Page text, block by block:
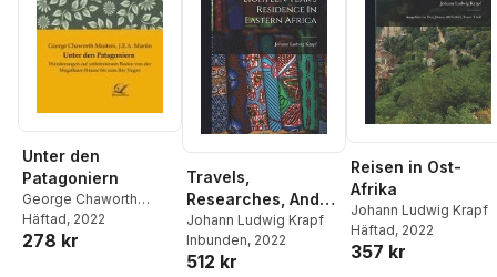
Unter den
Patagoniern
George Chaworth
Musters
Häftad, 2022
278 kr
Travels,
Researches, And
Missionary La
Bours, During An
Eighteen Year's
Johann Ludwig Krapf
Inbunden, 2022
512 kr
Reisen in Ost-
Afrika
Johann Ludwig Krapf
Häftad, 2022
357 kr